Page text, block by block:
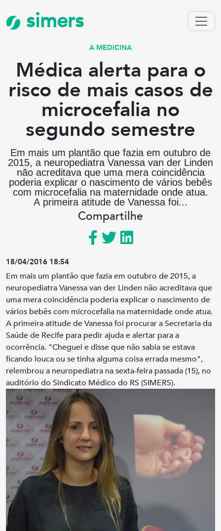
simers
A MEDICINA
Médica alerta para o
risco de mais casos de
microcefalia no
segundo semestre
Em mais um plantão que fazia em outubro de
2015, a neuropediatra Vanessa van der Linden
não acreditava que uma mera coincidência
poderia explicar o nascimento de vários bebês
com microcefalia na maternidade onde atua.
A primeira atitude de Vanessa foi...
Compartilhe
18/04/2016 18:54
Em mais um plantão que fazia em outubro de 2015, a
neuropediatra Vanessa van der Linden não acreditava que
uma mera coincidência poderia explicar o nascimento de
vários bebês com microcefalia na maternidade onde atua.
A primeira atitude de Vanessa foi procurar a Secretaria da
Saúde de Recife para pedir ajuda e alertar para a
ocorrência. "Cheguei e disse que não sabia se estava
ficando louca ou se tinha alguma coisa errada mesmo",
relembrou a neuropediatra na sexta-feira passada (15), no
auditório do Sindicato Médico do RS (SIMERS).